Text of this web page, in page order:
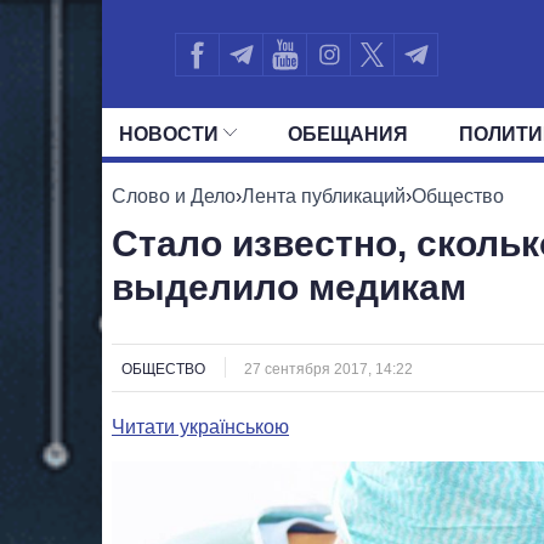
НОВОСТИ ОБЕЩАНИЯ
ВСЕ ПОЛИТИКИ ПРЕЗИДЕНТ И
Слово и Дело›Лента публикаций›Общество
Стало известно,
выделило медикам
ОБЩЕСТВО 27 сентября 2017, 14:22
Читати українською